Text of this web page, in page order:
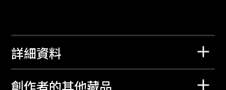
詳細資料